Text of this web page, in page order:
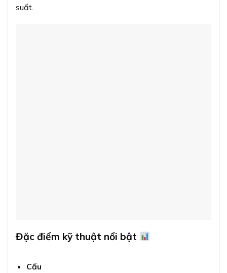
suất.
Đặc điểm kỹ thuật nổi bật
Cấu